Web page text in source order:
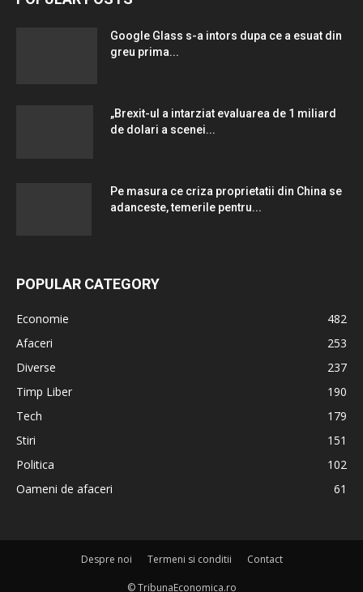
Google Glass s-a intors dupa ce a esuat din
greu prima...
„Brexit-ul a intarziat evaluarea de 1 miliard
de dolari a scenei...
Pe masura ce criza proprietatii din China se
adanceste, temerile pentru...
POPULAR CATEGORY
Economie
482
Afaceri
253
Diverse
237
Timp Liber
190
Tech
179
Stiri
151
Politica
102
Oameni de afaceri
61
Despre noi Termeni si conditii Contact
© TribunaEconomica.ro